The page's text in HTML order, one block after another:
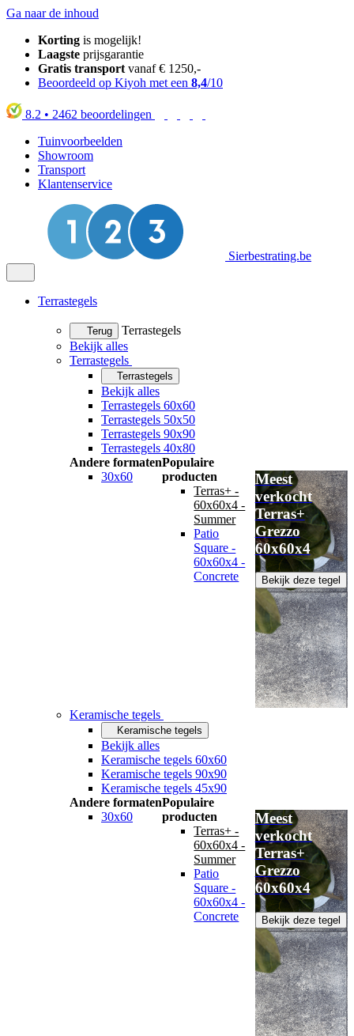
Ga naar de inhoud
Korting is mogelijk!
Laagste prijsgarantie
Gratis transport vanaf € 1250,-
Beoordeeld op Kiyoh met een 8,4/10
8.2 • 2462 beoordelingen
Tuinvoorbeelden
Showroom
Transport
Klantenservice
Sierbestrating.be
Terrastegels
Terug
Terrastegels
Bekijk alles
Terrastegels
Terrastegels
Bekijk alles
Terrastegels 60x60
Terrastegels 50x50
Terrastegels 90x90
Terrastegels 40x80
Andere formaten
30x60
Populaire
producten
Terras+ -
60x60x4 -
Summer
Patio
Square -
60x60x4 -
Concrete
Meest
verkocht
Terras+
Grezzo
60x60x4
Bekijk deze tegel
Keramische tegels
Keramische tegels
Bekijk alles
Keramische tegels 60x60
Keramische tegels 90x90
Keramische tegels 45x90
Andere formaten
30x60
Populaire
producten
Terras+ -
60x60x4 -
Summer
Patio
Square -
60x60x4 -
Concrete
Meest
verkocht
Terras+
Grezzo
60x60x4
Bekijk deze tegel